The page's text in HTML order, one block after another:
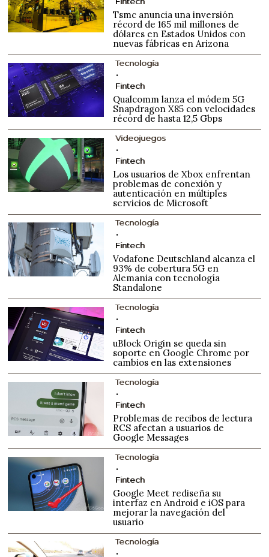
Tsmc anuncia una inversión
récord de 165 mil millones de
dólares en Estados Unidos con
nuevas fábricas en Arizona
Tecnología
Fintech
Qualcomm lanza el módem 5G
Snapdragon X85 con velocidades
récord de hasta 12,5 Gbps
Videojuegos
Fintech
Los usuarios de Xbox enfrentan
problemas de conexión y
autenticación en múltiples
servicios de Microsoft
Tecnología
Fintech
Vodafone Deutschland alcanza el
93% de cobertura 5G en
Alemania con tecnología
Standalone
Tecnología
Fintech
uBlock Origin se queda sin
soporte en Google Chrome por
cambios en las extensiones
Tecnología
Fintech
Problemas de recibos de lectura
RCS afectan a usuarios de
Google Messages
Tecnología
Fintech
Google Meet rediseña su
interfaz en Android e iOS para
mejorar la navegación del
usuario
Tecnología